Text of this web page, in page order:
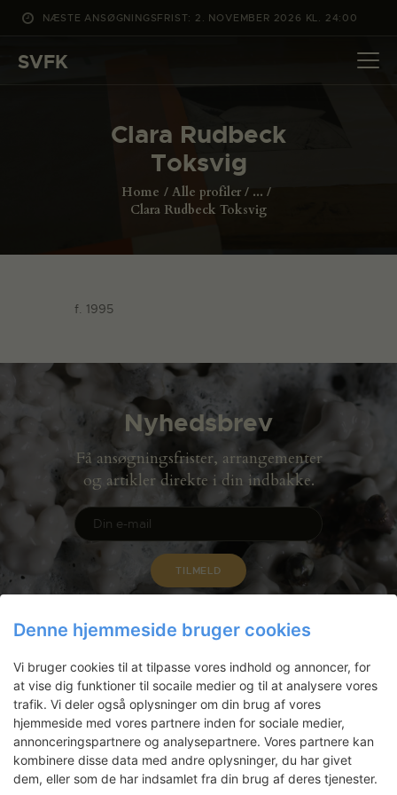
NÆSTE ANSØGNINGSFRIST: 2. NOVEMBER 2026 KL. 24:00
SVFK
Clara Rudbeck
Toksvig
Home Alle profiler
...
Clara Rudbeck Toksvig
DET SKER
PROJEKTER
ANSØG
f. 1995
Nyhedsbrev
Få ansøgningsfrister, arrangementer
og artikler direkte i din indbakke.
Gammel Dok Pakhus
Denne hjemmeside bruger cookies
Vi bruger cookies til at tilpasse vores indhold og annoncer, for
at vise dig funktioner til socaile medier og til at analysere vores
trafik. Vi deler også oplysninger om din brug af vores
hjemmeside med vores partnere inden for sociale medier,
annonceringspartnere og analysepartnere. Vores partnere kan
kombinere disse data med andre oplysninger, du har givet
dem, eller som de har indsamlet fra din brug af deres tjenester.